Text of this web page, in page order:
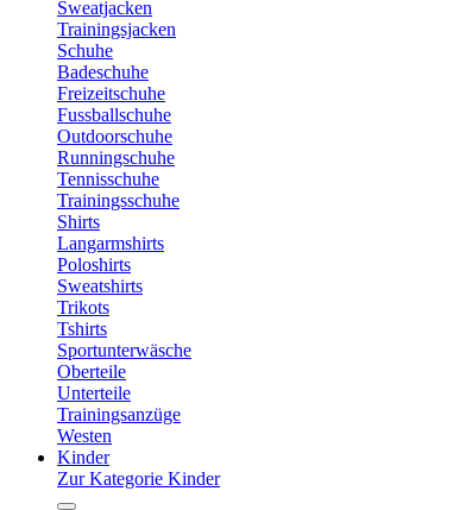
Sweatjacken
Trainingsjacken
Schuhe
Badeschuhe
Freizeitschuhe
Fussballschuhe
Outdoorschuhe
Runningschuhe
Tennisschuhe
Trainingsschuhe
Shirts
Langarmshirts
Poloshirts
Sweatshirts
Trikots
Tshirts
Sportunterwäsche
Oberteile
Unterteile
Trainingsanzüge
Westen
Kinder
Zur Kategorie Kinder